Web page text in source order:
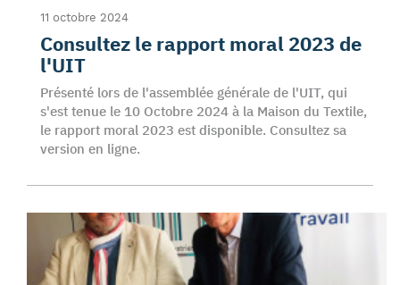
11 octobre 2024
Consultez le rapport moral 2023 de
l'UIT
Présenté lors de l'assemblée générale de l'UIT, qui
s'est tenue le 10 Octobre 2024 à la Maison du Textile,
le rapport moral 2023 est disponible. Consultez sa
version en ligne.